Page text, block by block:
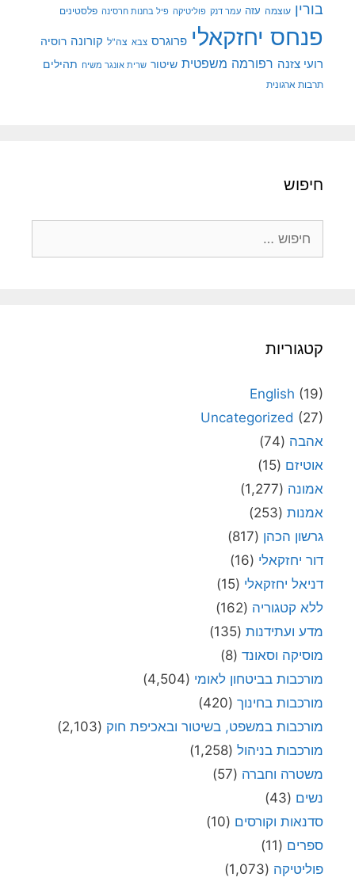
בורין עוצמה עזה עמר דנק פוליטיקה פיל בחנות חרסינה פלסטינים
פנחס יחזקאלי פרוגרס צבא צה"ל קורונה רוסיה
רועי צזנה רפורמה משפטית שיטור שרית אונגר משיח תהילים
תרבות ארגונית
חיפוש
קטגוריות
English (19)
Uncategorized (27)
אהבה (74)
אוטיזם (15)
אמונה (1,277)
אמנות (253)
גרשון הכהן (817)
דור יחזקאלי (16)
דניאל יחזקאלי (15)
ללא קטגוריה (162)
מדע ועתידנות (135)
מוסיקה וסאונד (8)
מורכבות בביטחון לאומי (4,504)
מורכבות בחינוך (420)
מורכבות במשפט, בשיטור ובאכיפת חוק (2,103)
מורכבות בניהול (1,258)
משטרה וחברה (57)
נשים (43)
סדנאות וקורסים (10)
ספרים (11)
פוליטיקה (1,073)